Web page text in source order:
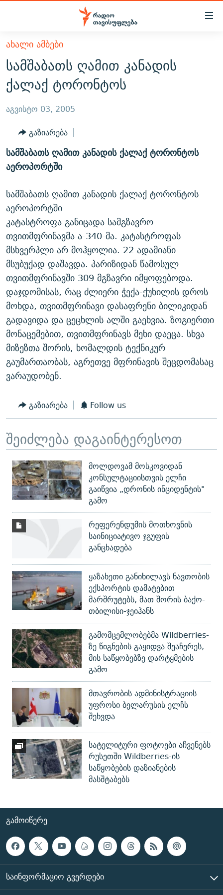
Accessibility
მთავარ
შინაარსზე
დაბრუნება
მთავარ
დაბრუნება
ძიებაზე
დაბრუნება
ᲐᲮᲐᲚᲘ ᲐᲛᲑᲔᲑᲘ
ᲗᲔᲛᲔᲑᲘ
ᲞᲝᲚᲘᲢᲘᲙᲐ
ᲔᲙᲝᲜᲝᲛᲘᲙᲐ
ᲡᲐᲖᲝᲒᲐᲓᲝᲔᲑᲐ
ᲡᲞᲝᲠᲢᲘ
ᲕᲘᲓᲔᲝ
ᲑᲚᲝᲒᲔᲑᲘ
ᲞᲝᲓᲙᲐᲡᲢᲔᲑᲘ
ᲜᲘᲙᲝᲡ ᲞᲝᲓᲙᲐᲡᲢᲘ
ᲒᲐᲜᲙᲘᲗᲮᲕᲘᲡ ᲓᲦᲔ
ᲓᲘᲚᲘᲡ ᲡᲐᲣᲑᲠᲔᲑᲘ
ᲛᲝᲚᲐᲞᲐᲠᲐᲙᲔ ᲢᲔᲥᲡᲢᲔᲑᲘ
ᲨᲘᲜ - ᲣᲪᲮᲝᲔᲗᲨᲘ
ᲚᲘᲢᲔᲠᲐᲢᲣᲠᲣᲚᲘ ᲬᲐᲮᲜᲐᲒᲔᲑᲘ
ᲐᲛᲔᲠᲘᲙᲣᲚᲘ ᲛᲝᲗᲮᲠᲝᲑᲐ
ᲘᲛᲞᲔᲠᲘᲐ ᲓᲐ ᲠᲐᲓᲘᲝ
ᲗᲐᲕᲘᲡᲣᲤᲚᲔᲑᲘᲡ ᲛᲝᲜᲘᲢᲝᲠᲘ
ᲗᲥᲕᲔᲜᲘ ᲞᲣᲑᲚᲘᲙᲐᲪᲘᲔᲑᲘ
ᲣᲙᲠᲐᲘᲜᲐᲨᲘ ᲓᲐᲦᲣᲞᲣᲚᲘ ᲥᲐᲠᲗᲕᲔᲚᲘ ᲛᲔᲑᲠᲫᲝᲚᲔᲑᲘ - 2022
ᲓᲐᲛᲝᲣᲙᲘᲓᲔᲑᲚᲝᲑᲘᲡ 100 ᲬᲔᲚᲘ
ᲩᲔᲛᲘ ᲡᲘᲙᲕᲓᲘᲚᲘᲡ ᲛᲘᲖᲔᲖᲘᲐ COVID-19
11 ᲬᲔᲚᲘ - 11 ᲐᲛᲑᲐᲕᲘ
ᲡᲐᲞᲐᲠᲚᲐᲛᲔᲜᲢᲝ ᲐᲠᲩᲔᲕᲜᲔᲑᲘᲡ ᲘᲡᲢᲝᲠᲘᲐ
ᲑᲐᲕᲨᲕᲔᲑᲘ ᲞᲠᲝᲡᲢᲘᲢᲣᲪᲘᲐᲨᲘ - ᲐᲛᲝᲣᲗᲥᲛᲔᲚᲘ ᲐᲛᲑᲐᲕᲘ
5 ᲐᲛᲑᲐᲕᲘ - 20 ᲘᲕᲜᲘᲡᲡ ᲓᲐᲨᲐᲕᲔᲑᲣᲚᲔᲑᲘ
ᲐᲒᲕᲘᲡᲢᲝᲡ ᲝᲛᲘ
ПРИВЕТ ᲙᲣᲚᲢᲣᲠᲐ
ЭХО КАВКАЗА
ᲒᲐᲛᲝᲘᲬᲔᲠᲔ
რთე/რთ-ის ყველა საიტი
ᲐᲮᲐᲚᲘ ᲐᲛᲑᲔᲑᲘ
სამშაბათს ღამით კანადის
ქალაქ ტორონტოს
აგვისტო 03, 2005
გაზიარება
სამშაბათს ღამით კანადის ქალაქ ტორონტოს
აეროპორტში
სამშაბათს ღამით კანადის ქალაქ ტორონტოს
აეროპორტში
კატასტროფა განიცადა სამგზავრო
თვითმფრინავმა ა-340-მა. კატასტროფას
მსხვერპლი არ მოჰყოლია. 22 ადამიანი
მსუბუქად დაშავდა. პარიზიდან წამოსულ
თვითმფრინავში 309 მგზავრი იმყოფებოდა.
დაჯდომისას, რაც ძლიერი ჭექა-ქუხილის დროს
მოხდა, თვითმფრინავი დასაფრენი ბილიკიდან
გადავიდა და ცეცხლის ალში გაეხვია. ზოგიერთი
მონაცემებით, თვითმფრინავს მეხი დაეცა. სხვა
მიზეზთა შორის, ხომალდის ტექნიკურ
გაუმართაობას, აგრეთვე მფრინავის შეცდომასაც
ვარაუდობენ.
გაზიარება Follow us
შეიძლება დაგაინტერესოთ
მოლდოვამ მოსკოვიდან
კონსულტაციისთვის ელჩი
გაიწვია „დრონის ინციდენტის"
გამო
რეფერენდუმის მოთხოვნის
საინიციატივო ჯგუფის
განცხადება
ყაზახეთი განიხილავს ნავთობის
ექსპორტის დამატებით
მარშრუტებს, მათ შორის ბაქო-
თბილისი-ჯეიჰანს
გამომცემლობებმა Wildberries-
ზე წიგნების გაყიდვა შეაჩერეს,
მის საწყობებზე დარტყმების
გამო
მთავრობის ადმინისტრაციის
უფროსი ბელარუსის ელჩს
შეხვდა
სატელიტური ფოტოები აჩვენებს
რუსეთში Wildberries-ის
საწყობების დაზიანების
მასშტაბებს
ᲒᲐᲛᲝᲘᲬᲔᲠᲔ
ᲡᲐᲘᲜᲤᲝᲠᲛᲐᲪᲘᲝ ᲒᲕᲔᲠᲓᲔᲑᲘ